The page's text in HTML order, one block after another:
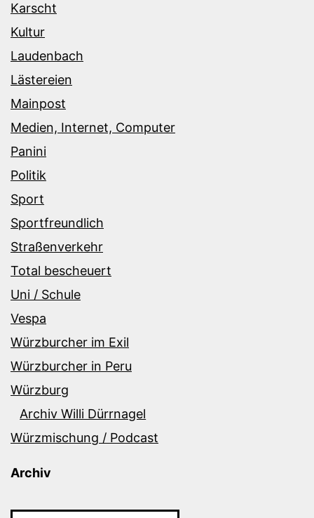
Karscht
Kultur
Laudenbach
Lästereien
Mainpost
Medien, Internet, Computer
Panini
Politik
Sport
Sportfreundlich
Straßenverkehr
Total bescheuert
Uni / Schule
Vespa
Würzburcher im Exil
Würzburcher in Peru
Würzburg
Archiv Willi Dürrnagel
Würzmischung / Podcast
Archiv